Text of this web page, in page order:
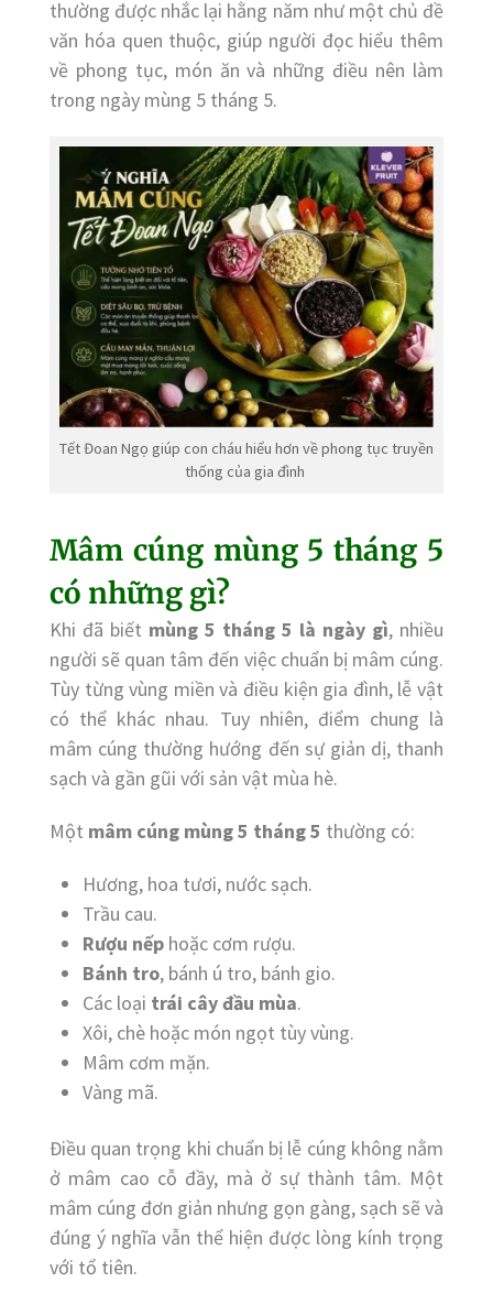
thường được nhắc lại hằng năm như một chủ đề
văn hóa quen thuộc, giúp người đọc hiểu thêm
về phong tục, món ăn và những điều nên làm
trong ngày mùng 5 tháng 5.
Tết Đoan Ngọ giúp con cháu hiểu hơn về phong tục truyền
thống của gia đình
Mâm cúng mùng 5 tháng 5
có những gì?
Khi đã biết mùng 5 tháng 5 là ngày gì, nhiều
người sẽ quan tâm đến việc chuẩn bị mâm cúng.
Tùy từng vùng miền và điều kiện gia đình, lễ vật
có thể khác nhau. Tuy nhiên, điểm chung là
mâm cúng thường hướng đến sự giản dị, thanh
sạch và gần gũi với sản vật mùa hè.
Một mâm cúng mùng 5 tháng 5 thường có:
Hương, hoa tươi, nước sạch.
Trầu cau.
Rượu nếp hoặc cơm rượu.
Bánh tro, bánh ú tro, bánh gio.
Các loại trái cây đầu mùa.
Xôi, chè hoặc món ngọt tùy vùng.
Mâm cơm mặn.
Vàng mã.
Điều quan trọng khi chuẩn bị lễ cúng không nằm
ở mâm cao cỗ đầy, mà ở sự thành tâm. Một
mâm cúng đơn giản nhưng gọn gàng, sạch sẽ và
đúng ý nghĩa vẫn thể hiện được lòng kính trọng
với tổ tiên.